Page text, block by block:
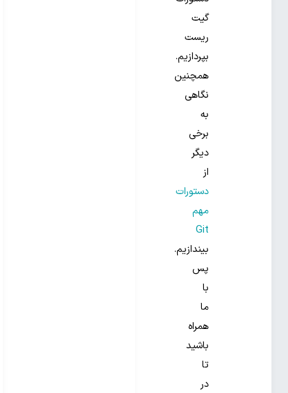
گیت
ریست
بپردازیم.
همچنین
نگاهی
به
برخی
دیگر
از
دستورات
مهم
Git
بیندازیم.
پس
با
ما
همراه
باشید
تا
در